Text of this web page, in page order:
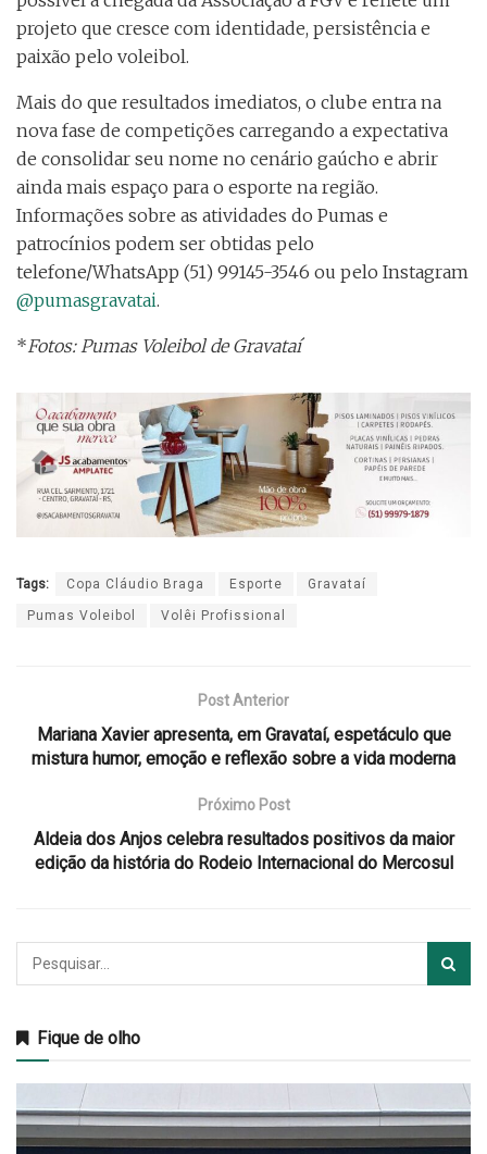
projeto que cresce com identidade, persistência e
paixão pelo voleibol.
Mais do que resultados imediatos, o clube entra na
nova fase de competições carregando a expectativa
de consolidar seu nome no cenário gaúcho e abrir
ainda mais espaço para o esporte na região.
Informações sobre as atividades do Pumas e
patrocínios podem ser obtidas pelo
telefone/WhatsApp (51) 99145-3546 ou pelo Instagram
@pumasgravatai.
*Fotos: Pumas Voleibol de Gravataí
Tags: Copa Cláudio Braga Esporte Gravataí
Pumas Voleibol Volêi Profissional
Post Anterior
Mariana Xavier apresenta, em Gravataí, espetáculo que
mistura humor, emoção e reflexão sobre a vida moderna
Próximo Post
Aldeia dos Anjos celebra resultados positivos da maior
edição da história do Rodeio Internacional do Mercosul
Fique de olho